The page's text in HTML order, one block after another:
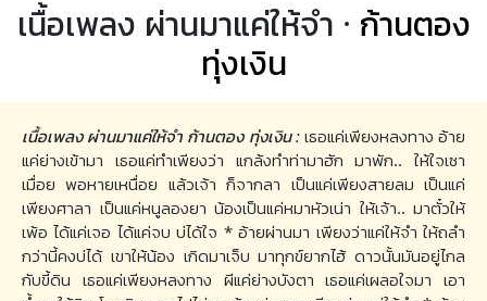
เนื้อเพลง ผ่านมาแค่ให้จำ · ก้านตอง
ทุ่งเงิน
เนื้อเพลง ผ่านมาแค่ให้จำ ก้านตอง ทุ่งเงิน : เธอแค่เพียงหลงทาง อ้าย
แค่ย่างเข้ามา เธอแค่ทำเพียงว่า แกล้งทำท่ามาฮัก มาพัก.. ให้ใจเซา
เมื่อย พอหายเหนื่อย แล้วเจ้า ก็จากลา เป็นแค่เพียงสายลม เป็นแค่
เพียงศาลา เป็นแค่หนูลองยา น้องเป็นแค่หมาหัวเน่า ให้เจ้า.. มาตั๋วให้
เพ้อ ได้แค่เจอ ได้แค่จบ บ่ได้ใจ * อ้ายผ่านมา เพียงว่าแค่ให้จำ ให้ถลำ
กว่านี้คงบ่ได้ เขาให้น้อง เกิดมาเจ็บ มาทุกข์ยากไฮ้ ดาวนั้นมันอยู่ไกล
กับขี้ดิน เธอแค่เพียงหลงทาง ผีแค่ย่างบังตา เธอแค่เผลอใจมา เอา